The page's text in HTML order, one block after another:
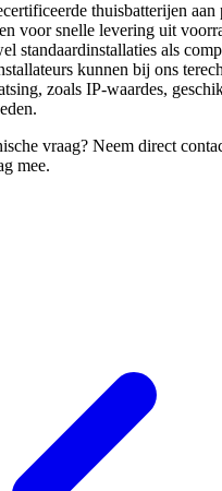
thuisbatterijen aan
voor snelle levering uit
standaardinstallaties als
kunnen bij ons
zoals IP-waardes,
vraag? Neem direct
mee.